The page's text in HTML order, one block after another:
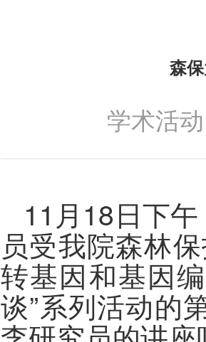
森
学术活动
11月18日下
员受我院森林
转基因和基因
谈”系列活动的